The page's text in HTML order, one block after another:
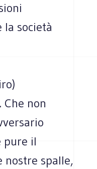
società
non
pure il
nostre spalle,